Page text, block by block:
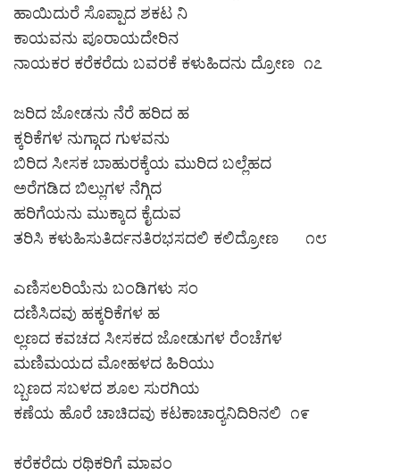
ಹಾಯಿದುರೆ ಸೊಪ್ಪಾದ ಶಕಟ ನಿ
ಕಾಯವನು ಪೂರಾಯದೇರಿನ
ನಾಯಕರ ಕರೆಕರೆದು ಬವರಕೆ ಕಳುಹಿದನು ದ್ರೋಣ ೧೭
ಜರಿದ ಜೋಡನು ನೆರೆ ಹರಿದ ಹ
ಕ್ಕರಿಕೆಗಳ ನುಗ್ಗಾದ ಗುಳವನು
ಬಿರಿದ ಸೀಸಕ ಬಾಹುರಕ್ಕೆಯ ಮುರಿದ ಬಲ್ಲೆಹದ
ಅರೆಗಡಿದ ಬಿಲ್ಲುಗಳ ನೆಗ್ಗಿದ
ಹರಿಗೆಯನು ಮುಕ್ಕಾದ ಕೈದುವ
ತರಿಸಿ ಕಳುಹಿಸುತಿರ್ದನತಿರಭಸದಲಿ ಕಲಿದ್ರೋಣ ೧೮
ಎಣಿಸಲರಿಯೆನು ಬಂಡಿಗಳು ಸಂ
ದಣಿಸಿದವು ಹಕ್ಕರಿಕೆಗಳ ಹ
ಲ್ಲಣದ ಕವಚದ ಸೀಸಕದ ಜೋಡುಗಳ ರೆಂಚೆಗಳ
ಮಣಿಮಯದ ಮೋಹಳದ ಹಿರಿಯು
ಬ್ಬಣದ ಸಬಳದ ಶೂಲ ಸುರಗಿಯ
ಕಣೆಯ ಹೊರೆ ಚಾಚಿದವು ಕಟಕಾಚಾರ‍್ಯನಿದಿರಿನಲಿ ೧೯
ಕರೆಕರೆದು ರಥಿಕರಿಗೆ ಮಾವಂ